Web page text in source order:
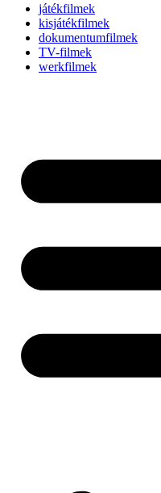
játékfilmek
kisjátékfilmek
dokumentumfilmek
TV-filmek
werkfilmek